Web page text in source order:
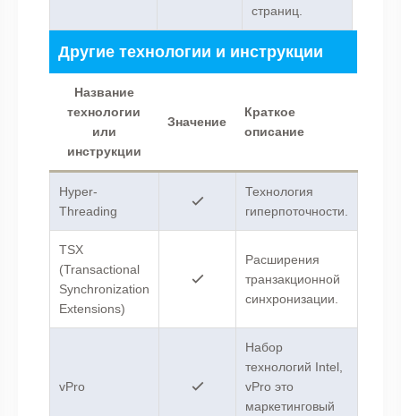
страниц.
Другие технологии и инструкции
Название
технологии
или
инструкции
Значение
Краткое
описание
Hyper-
Threading
Технология
гиперпоточности.
TSX
(Transactional
Synchronization
Extensions)
Расширения
транзакционной
синхронизации.
vPro
Набор
технологий Intel,
vPro это
маркетинговый